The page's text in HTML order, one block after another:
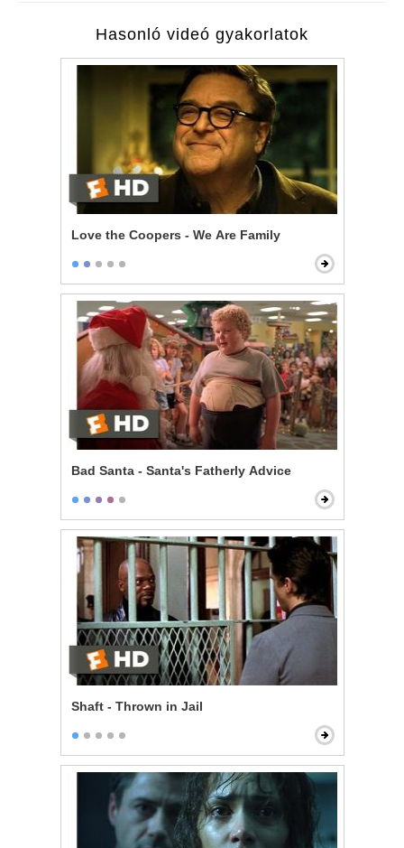
Hasonló videó gyakorlatok
Love the Coopers - We Are Family
Bad Santa - Santa's Fatherly Advice
Shaft - Thrown in Jail